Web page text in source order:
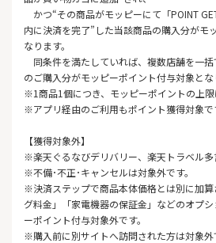
かつ“その商品がモッピーにて「POINT
内に決済を完了”した当該商品の購入分がモ
なります。
同条件を満たしていれば、複数店舗を一
のご購入分がモッピーポイント付与対象とな
※1商品1個につき、モッピーポイントの上限
※アプリ経由のご利用もポイント獲得対象で
【獲得対象外】
※楽天ぐるなびデリバリー、楽天トラベル多
※不備･不正･キャンセルは対象外です。
※決済ステップで商品本体価格とは別に加
グ料金」「家電機器の保証金」などのオプ
ーポイント付与対象外です。
※購入前に別サイトへ訪問された方は対象外